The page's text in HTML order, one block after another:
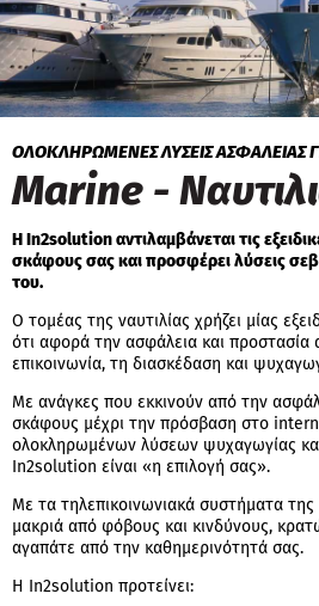
ΟΛΟΚΛΗΡΩΜΕΝΕΣ ΛΥΣΕΙΣ ΑΣΦΑΛΕΙΑΣ
Marine -
Η In2solution αντιλαμβάνεται τις
σκάφους σας και προσφέρει λύσεις
του.
Ο τομέας της ναυτιλίας χρήζει μίας
ότι αφορά την ασφάλεια και προστασία
επικοινωνία, τη διασκέδαση και
Με ανάγκες που εκκινούν από την
σκάφους μέχρι την πρόσβαση στο
ολοκληρωμένων λύσεων ψυχαγωγίας
In2solution είναι «η επιλογή σας».
Με τα τηλεπικοινωνιακά συστήματα
μακριά από φόβους και κινδύνους,
αγαπάτε από την καθημερινότητά σας.
Η In2solution προτείνει:​